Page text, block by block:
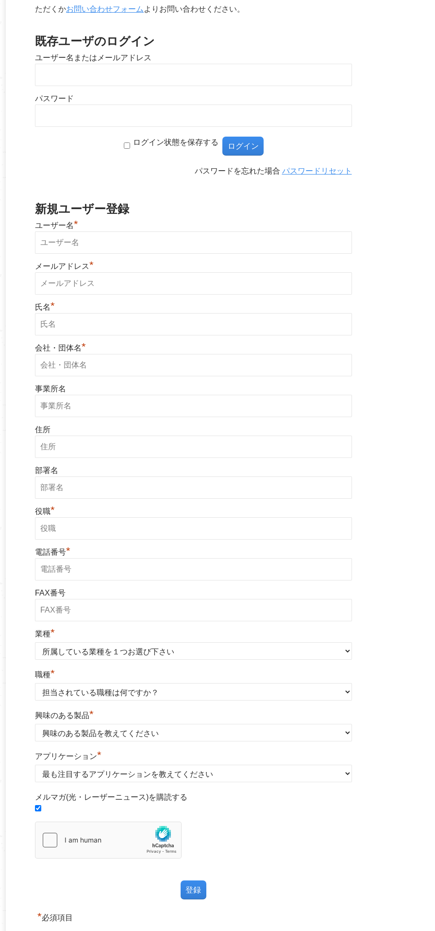
ただくかお問い合わせフォーム よりお問い合わせください。
既存ユーザのログイン
ユーザー名またはメールアドレス
パスワード
ログイン状態を保存する
パスワードを忘れた場合 パスワードリセット
新規ユーザー登録
ユーザー名*
メールアドレス*
氏名*
会社・団体名*
事業所名
住所
部署名
役職*
電話番号*
FAX番号
業種*
職種*
興味のある製品*
アプリケーション*
メルマガ(光・レーザーニュース)を購読する
*必須項目